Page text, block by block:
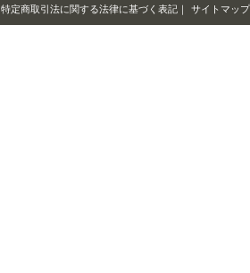
特定商取引法に関する法律に基づく表記 ｜ サイトマップ